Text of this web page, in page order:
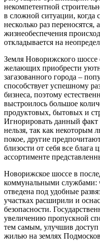
некомпетентной
в сложной ситуации, когда
несколько раз
жизнеобеспечения
откладывается на
Земля Новорижского шоссе
желающих приобрести
загазованного города –
способствует успешному
бизнеса, поэтому
выстроилось большое
продуктовых, бытовых и
Игнорировать данный
нельзя, так как некоторым
покое, другие
близости от себя все
ассортименте
Новорижское шоссе в
коммунальными службами:
отведена под удобные
участках расширили и
безопасности.
увеличению пропускной
тем самым, улучшив
жилью на землях